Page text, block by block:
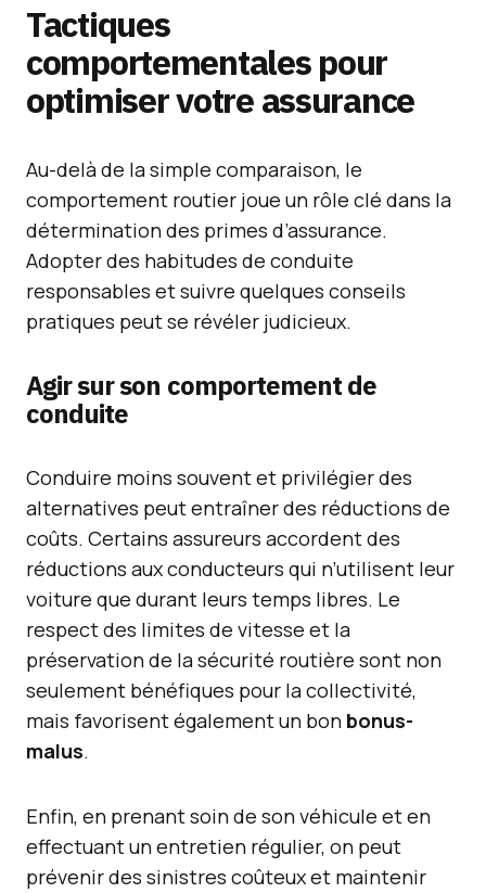
Tactiques
comportementales pour
optimiser votre assurance
Au-delà de la simple comparaison, le
comportement routier joue un rôle clé dans la
détermination des primes d’assurance.
Adopter des habitudes de conduite
responsables et suivre quelques conseils
pratiques peut se révéler judicieux.
Agir sur son comportement de
conduite
Conduire moins souvent et privilégier des
alternatives peut entraîner des réductions de
coûts. Certains assureurs accordent des
réductions aux conducteurs qui n’utilisent leur
voiture que durant leurs temps libres. Le
respect des limites de vitesse et la
préservation de la sécurité routière sont non
seulement bénéfiques pour la collectivité,
mais favorisent également un bon bonus-
malus.
Enfin, en prenant soin de son véhicule et en
effectuant un entretien régulier, on peut
prévenir des sinistres coûteux et maintenir